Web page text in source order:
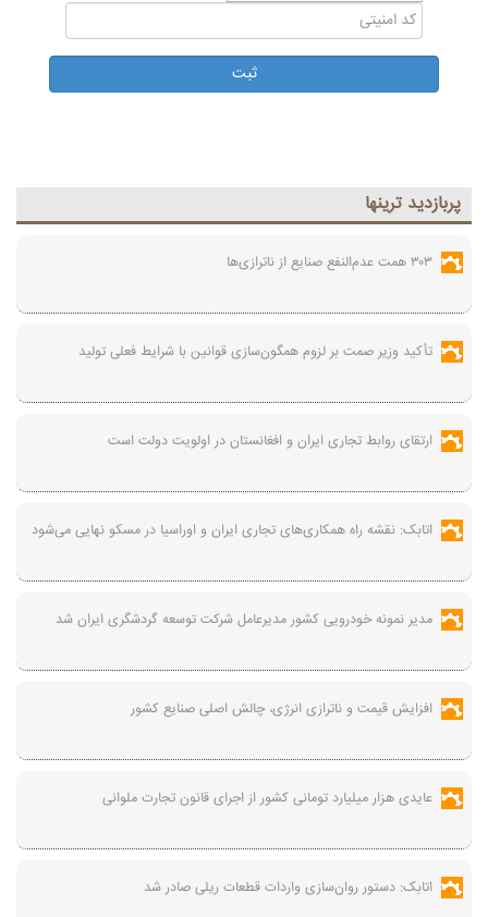
پربازديد ترينها
۳۰۳ همت عدم‌النفع صنایع از ناترازی‌ها
تأکید وزیر صمت بر لزوم همگون‌سازی قوانین با شرایط فعلی تولید
ارتقای روابط تجاری ایران و افغانستان در اولویت دولت است
اتابک: نقشه راه همکاری‌های تجاری ایران و اوراسیا در مسکو نهایی می‌شود
مدیر نمونه خودرویی کشور مدیرعامل شرکت توسعه گردشگری ایران شد
افزایش قیمت و ناترازی انرژی، چالش اصلی صنایع کشور
عایدی هزار میلیارد تومانی کشور از اجرای قانون تجارت ملوانی
اتابک: دستور روان‌سازی واردات قطعات ریلی صادر شد